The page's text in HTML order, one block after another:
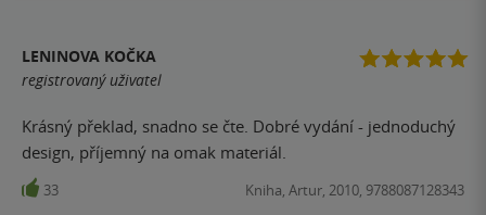
LENINOVA KOČKA
registrovaný uživatel
Krásný překlad, snadno se čte. Dobré vydání - jednoduchý
design, příjemný na omak materiál.
33 Kniha, Artur, 2010, 9788087128343